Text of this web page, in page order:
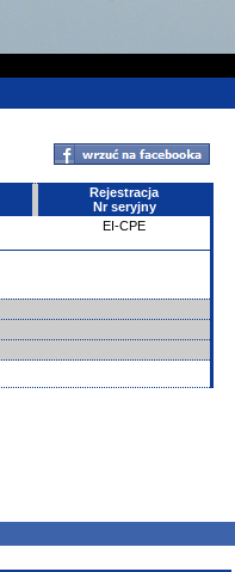
Rejestracja
Nr seryjny
EI-CPE